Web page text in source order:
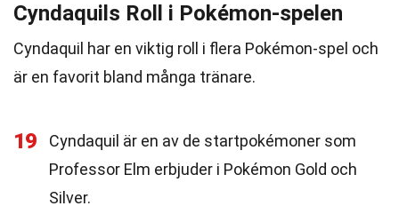
Cyndaquils Roll i Pokémon-spelen
Cyndaquil har en viktig roll i flera Pokémon-spel och
är en favorit bland många tränare.
19
Cyndaquil är en av de startpokémoner som
Professor Elm erbjuder i Pokémon Gold och
Silver.